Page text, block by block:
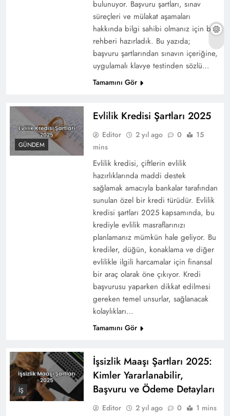
bulunuyor. Başvuru şartları, sınav
süreçleri ve mülakat aşamaları
hakkında bilgi sahibi olmanız için bu
rehberi hazırladık. Bu yazıda;
başvuru şartlarından sınavın içeriğine,
uygulamalı klavye testinden sözlü…
Tamamını Gör
GÜNDEM
Evlilik Kredisi Şartları 2025
Editor 2 yıl ago 0
15
mins
Evlilik kredisi, çiftlerin evlilik
hazırlıklarında maddi destek
sağlamak amacıyla bankalar tarafından
sunulan özel bir kredi türüdür. Evlilik
kredisi şartları 2025 kapsamında, bu
krediyle evlilik masraflarınızı
planlamanız mümkün hale geliyor. Bu
krediler, düğün, konaklama ve diğer
evlilikle ilgili harcamalar için finansal
bir araç olarak öne çıkıyor. Kredi
başvurusu yaparken dikkat edilmesi
gereken temel unsurlar, sağlanacak
kolaylıkları…
Tamamını Gör
İŞ
İşsizlik Maaşı Şartları 2025:
Kimler Yararlanabilir,
Başvuru ve Ödeme Detayları
Editor 2 yıl ago 0 1 mins